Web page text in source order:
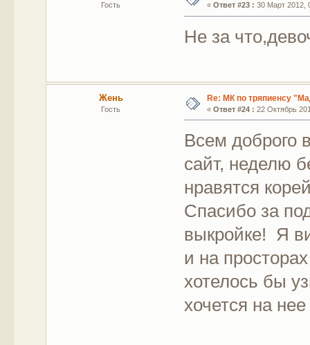
Гость « Ответ #23 : 30 Март 2012,
Не за
Жень
Гость
Re: МК по тряпиенсу
« Ответ #24 : 22 Октябрь
Всем доброго
сайт, неделю
нравятся
Спасибо за
выкройке! Я
и на
хотелось бы
хочется на